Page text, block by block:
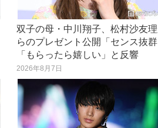
双子の母・中川翔子、松村沙友
らのプレゼント公開「センス抜
「もらったら嬉しい」と反響
2026年8月7日